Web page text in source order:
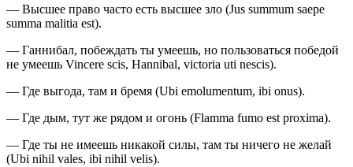
— Высшее право часто есть высшее зло (Jus summum saepe
summa malitia est).
— Ганнибал, побеждать ты умеешь, но пользоваться победой
не умеешь Vincere scis, Hannibal, victoria uti nescis).
— Где выгода, там и бремя (Ubi emolumentum, ibi onus).
— Где дым, тут же рядом и огонь (Flamma fumo est proxima).
— Где ты не имеешь никакой силы, там ты ничего не желай
(Ubi nihil vales, ibi nihil velis).